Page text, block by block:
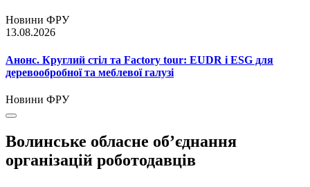
Новини ФРУ
13.08.2026
Анонс. Круглий стіл та Factory tour: EUDR і ESG для
деревообробної та меблевої галузі
Новини ФРУ
Волинське обласне об’єднання
організацій роботодавців